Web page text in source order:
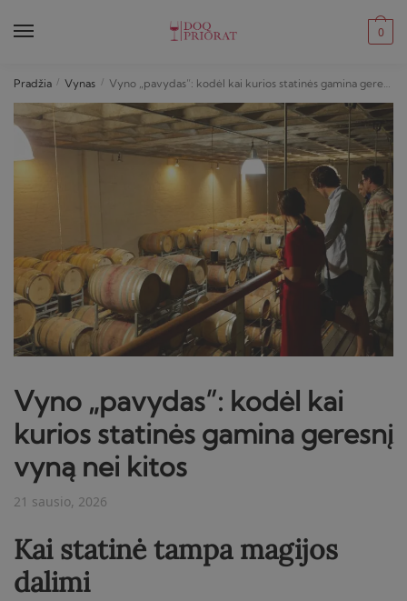
0
Pradžia / Vynas / Vyno „pavydas”: kodėl kai kurios statinės gamina geresnį vyną nei kitos
Vyno „pavydas”: kodėl kai
kurios statinės gamina geresnį
vyną nei kitos
21 sausio, 2026
Kai statinė tampa magijos
dalimi